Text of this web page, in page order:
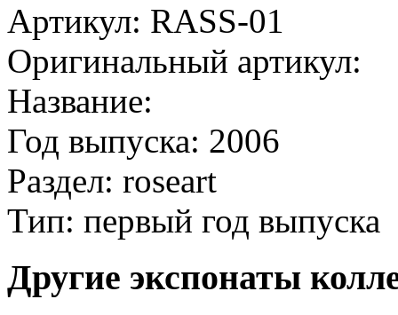
Артикул: RASS-01
Оригинальный артикул:
Название:
Год выпуска: 2006
Раздел: roseart
Тип: первый год выпуска
Другие экспонаты